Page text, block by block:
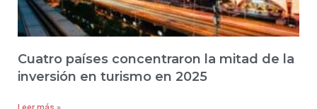
Cuatro países concentraron la mitad de la
inversión en turismo en 2025